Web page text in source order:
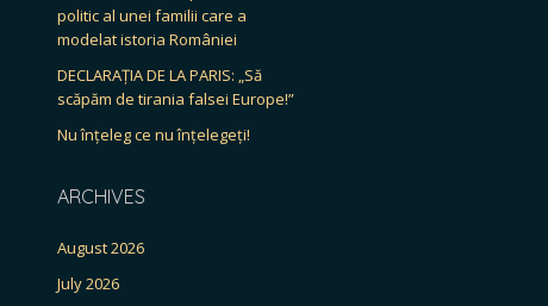
politic al unei familii care a
modelat istoria României
DECLARAȚIA DE LA PARIS: „Să
scăpăm de tirania falsei Europe!”
Nu înțeleg ce nu înțelegeți!
ARCHIVES
August 2026
July 2026